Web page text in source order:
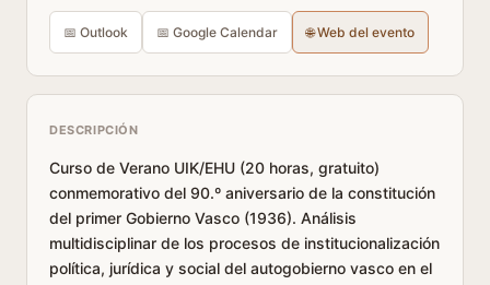
📅 Outlook 📅 Google Calendar 🌐 Web del evento
DESCRIPCIÓN
Curso de Verano UIK/EHU (20 horas, gratuito)
conmemorativo del 90.º aniversario de la constitución
del primer Gobierno Vasco (1936). Análisis
multidisciplinar de los procesos de institucionalización
política, jurídica y social del autogobierno vasco en el